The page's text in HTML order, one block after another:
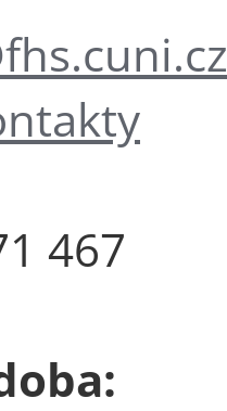
467